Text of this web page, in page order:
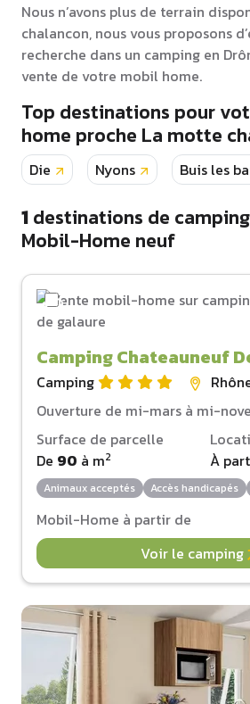
Nous n’avons plus de terrain
chalancon, nous vous proposons
recherche dans un camping en
vente de votre mobil home.
Top destinations pour
home proche La motte
Die Nyons Buis les
1destinations de
Mobil-Home neuf
Camping Chateauneuf
Camping
Ouverture de mi-mars à mi-
Surface de parcelle
De 90 à m2
À
Animaux acceptés Accès handicapés
Mobil-Home à partir de
Voir le camping